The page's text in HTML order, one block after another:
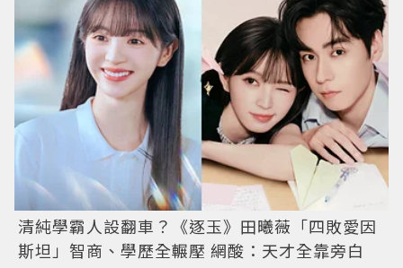
清純學霸人設翻車？《逐玉》田曦薇「四敗愛因
斯坦」智商、學歷全輾壓 網酸：天才全靠旁白